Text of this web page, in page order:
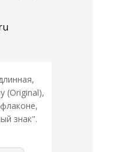
(Original),
знак".